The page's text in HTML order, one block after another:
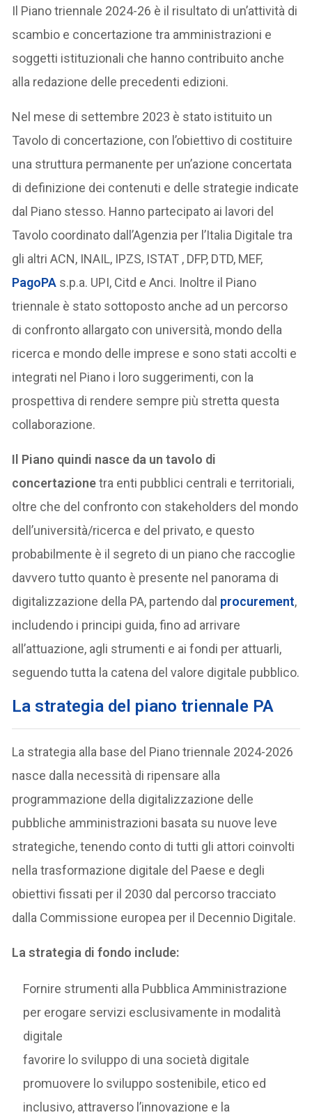
Il Piano triennale 2024-26 è il risultato di un’attività di
scambio e concertazione tra amministrazioni e
soggetti istituzionali che hanno contribuito anche
alla redazione delle precedenti edizioni.
Nel mese di settembre 2023 è stato istituito un
Tavolo di concertazione, con l’obiettivo di costituire
una struttura permanente per un’azione concertata
di definizione dei contenuti e delle strategie indicate
dal Piano stesso. Hanno partecipato ai lavori del
Tavolo coordinato dall’Agenzia per l’Italia Digitale tra
gli altri ACN, INAIL, IPZS, ISTAT , DFP, DTD, MEF,
PagoPA s.p.a. UPI, Citd e Anci. Inoltre il Piano
triennale è stato sottoposto anche ad un percorso
di confronto allargato con università, mondo della
ricerca e mondo delle imprese e sono stati accolti e
integrati nel Piano i loro suggerimenti, con la
prospettiva di rendere sempre più stretta questa
collaborazione.
Il Piano quindi nasce da un tavolo di
concertazionetra enti pubblici centrali e territoriali,
oltre che del confronto con stakeholders del mondo
dell’università/ricerca e del privato, e questo
probabilmente è il segreto di un piano che raccoglie
davvero tutto quanto è presente nel panorama di
digitalizzazione della PA, partendo dal procurement,
includendo i principi guida, fino ad arrivare
all’attuazione, agli strumenti e ai fondi per attuarli,
seguendo tutta la catena del valore digitale pubblico.
La strategia del piano triennale PA
La strategia alla base del Piano triennale 2024-2026
nasce dalla necessità di ripensare alla
programmazione della digitalizzazione delle
pubbliche amministrazioni basata su nuove leve
strategiche, tenendo conto di tutti gli attori coinvolti
nella trasformazione digitale del Paese e degli
obiettivi fissati per il 2030 dal percorso tracciato
dalla Commissione europea per il Decennio Digitale.
La strategia di fondo include:
Fornire strumenti alla Pubblica Amministrazione
per erogare servizi esclusivamente in modalità
digitale
favorire lo sviluppo di una società digitale
promuovere lo sviluppo sostenibile, etico ed
inclusivo, attraverso l’innovazione e la